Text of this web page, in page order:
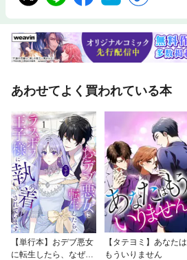
あわせてよく買われている本
【単行本】おデブ悪女
に転生したら、なぜか
【タテヨミ】あなたは
もういりません